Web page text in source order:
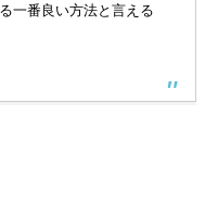
一番良い方法と言える